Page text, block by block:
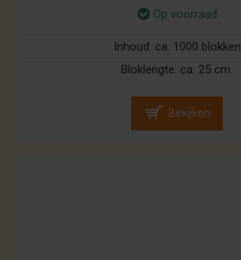
Op voorraad
Inhoud: ca. 1000 blokken
Bloklengte: ca. 25 cm.
Bekijken